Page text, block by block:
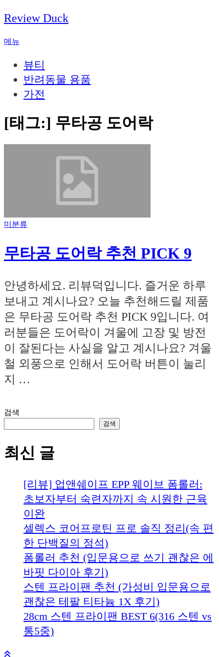
내
용
으
로
Review Duck
메뉴
뷰티
반려동물 용품
가전
[태그:] 무타공 도어락
미분류
무타공 도어락 추천 PICK 9
안녕하세요. 리뷰덕입니다. 즐거운 하루
보내고 계시나요? 오늘 추천해드릴 제품
은 무타공 도어락 추천 PICK 9입니다. 여
러분들은 도어락이 겨울에 고장 및 방전
이 잘된다는 사실을 알고 계시나요? 겨울
철 외풍으로 인해서 도어락 버튼이 눌리
지 …
검색
검색
최신 글
[리뷰] 업앤쉐이프 EPP 웨이브 폼롤러:
초보자부터 숙련자까지 속 시원한 근육
이완
셀렉스 코어프로틴 프로 솔직 정리(속 편
한 단백질의 정석)
폼롤러 추천 (입문용으로 쓰기 괜찮은 에
바핏 다이아 후기)
스텐 프라이팬 추천 (가성비 입문용으로
괜찮은 테팔 티타늄 1X 후기)
28cm 스텐 프라이팬 BEST 6(316 스텐 vs
통5중)